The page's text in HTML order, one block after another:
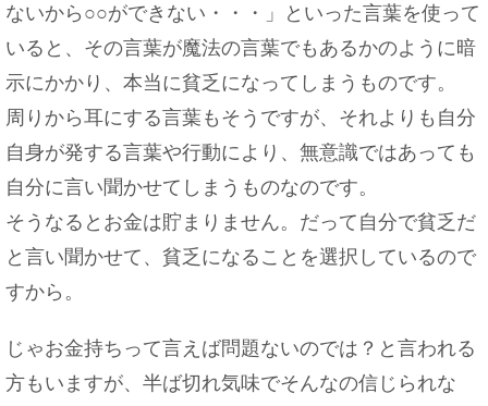
ないから○○ができない・・・」といった言葉を使って
いると、その言葉が魔法の言葉でもあるかのように暗
示にかかり、本当に貧乏になってしまうものです。
周りから耳にする言葉もそうですが、それよりも自分
自身が発する言葉や行動により、無意識ではあっても
自分に言い聞かせてしまうものなのです。
そうなるとお金は貯まりません。だって自分で貧乏だ
と言い聞かせて、貧乏になることを選択しているので
すから。
じゃお金持ちって言えば問題ないのでは？と言われる
方もいますが、半ば切れ気味でそんなの信じられな